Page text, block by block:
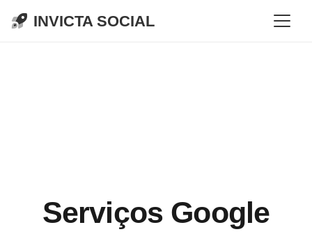
INVICTA SOCIAL
Serviços Google